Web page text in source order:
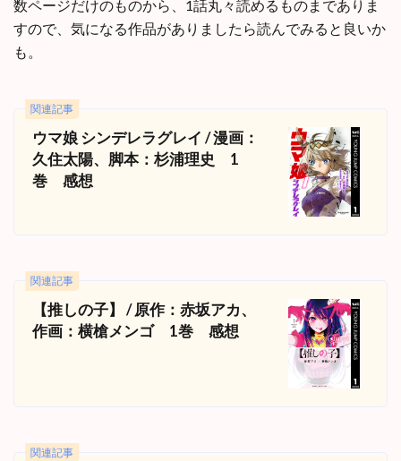
数ページだけのものから、1話丸々読めるものまでありま
すので、気になる作品がありましたら読んでみると良いか
も。
関連記事
ウマ娘 シンデレラグレイ / 漫画：
久住太陽、脚本：杉浦理史 1
巻 感想
関連記事
【推しの子】 / 原作：赤坂アカ、
作画：横槍メンゴ 1巻 感想
関連記事